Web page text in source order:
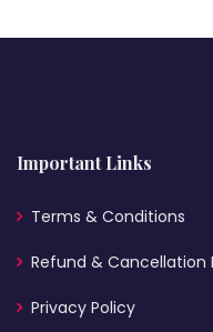
Important Links
Terms & Conditions
Refund & Cancellation
Privacy Policy